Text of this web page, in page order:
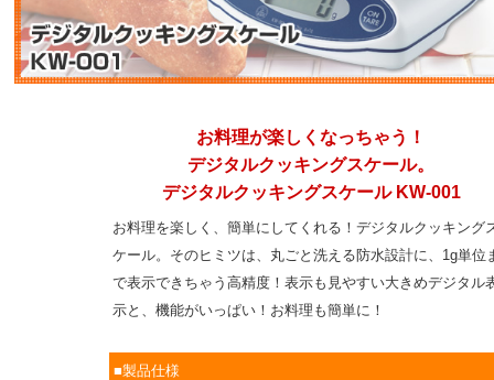
お料理が楽しくなっちゃう！
デジタルクッキングスケール。
デジタルクッキングスケール KW-001
お料理を楽しく、簡単にしてくれる！デジタルクッキング
ケール。そのヒミツは、丸ごと洗える防水設計に、1g単位
で表示できちゃう高精度！表示も見やすい大きめデジタル
示と、機能がいっぱい！お料理も簡単に！
■製品仕様